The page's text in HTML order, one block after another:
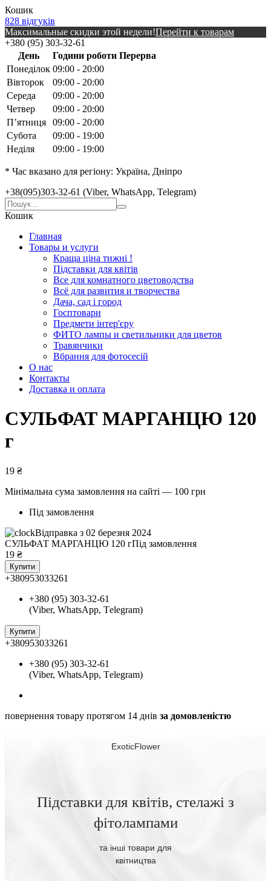
Кошик
828 відгуків
Максимальные скидки этой недели!Перейти к товарам
+380 (95) 303-32-61
День
Години роботи Перерва
Понеділок 09:00 - 20:00
Вівторок
09:00 - 20:00
Середа
09:00 - 20:00
Четвер
09:00 - 20:00
Пʼятниця
09:00 - 20:00
Субота
09:00 - 19:00
Неділя
09:00 - 19:00
* Час вказано для регіону: Україна, Дніпро
+38(095)303-32-61 (Viber, WhatsApp, Telegram)
Кошик
Главная
Товары и услуги
Краща ціна тижні !
Підставки для квітів
Все для комнатного цветоводства
Всё для развития и творчества
Дача, сад і город
Госптовари
Предмети інтер'єру
ФИТО лампы и светильники для цветов
Травянчики
Вбрання для фотосесій
О нас
Контакты
Доставка и оплата
СУЛЬФАТ МАРГАНЦЮ 120
г
19 ₴
Мінімальна сума замовлення на сайті — 100 грн
Під замовлення
Відправка з 02 березня 2024
СУЛЬФАТ МАРГАНЦЮ 120 гПід замовлення
19 ₴
Купити
+380953033261
+380 (95) 303-32-61
(Viber, WhatsApp, Тelegram)
Купити
+380953033261
+380 (95) 303-32-61
(Viber, WhatsApp, Тelegram)
повернення товару протягом 14 днів за домовленістю
ExoticFlower
Підставки для квітів, стелажі з
фітолампами
та інші товари для
квітництва